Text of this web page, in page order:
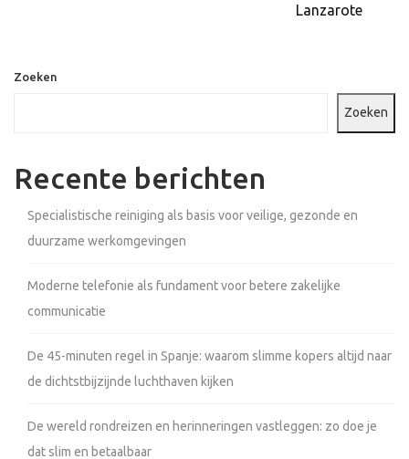
Lanzarote
Zoeken
Zoeken
Recente berichten
Specialistische reiniging als basis voor veilige, gezonde en
duurzame werkomgevingen
Moderne telefonie als fundament voor betere zakelijke
communicatie
De 45-minuten regel in Spanje: waarom slimme kopers altijd naar
de dichtstbijzijnde luchthaven kijken
De wereld rondreizen en herinneringen vastleggen: zo doe je
dat slim en betaalbaar